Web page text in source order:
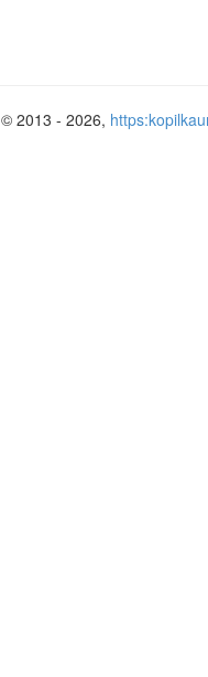
© 2013 - 2026,